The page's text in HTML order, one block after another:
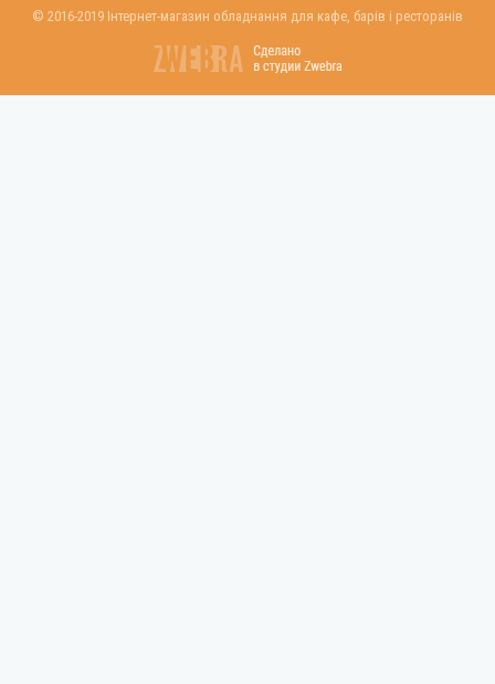
© 2016-2019 Інтернет-магазин обладнання для кафе, барів і ресторанів